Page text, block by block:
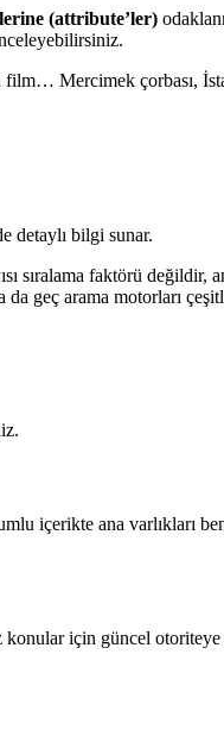
(attribute’ler)
Mercimek çorbası,
detaylı bilgi sunar.
sıralama faktörü değildir,
geç arama motorları
içerikte ana varlıkları
konular için güncel